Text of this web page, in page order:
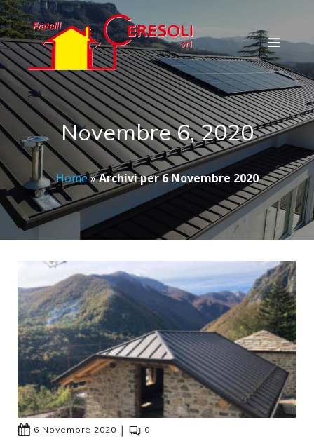
Novembre 6, 2020
Home»Archivi per 6 Novembre 2020
6 Novembre 2020 | 0